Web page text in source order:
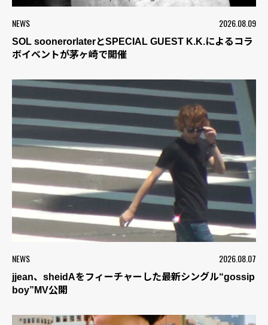
NEWS 2026.08.09
SOL soonerorlaterとSPECIAL GUEST K.K.によるコラ
ボイベントが茅ヶ崎で開催
NEWS 2026.08.07
jjean、sheidAをフィーチャーした最新シングル“gossip
boy”MV公開